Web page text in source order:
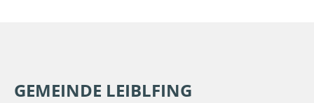
GEMEINDE LEIBLFING